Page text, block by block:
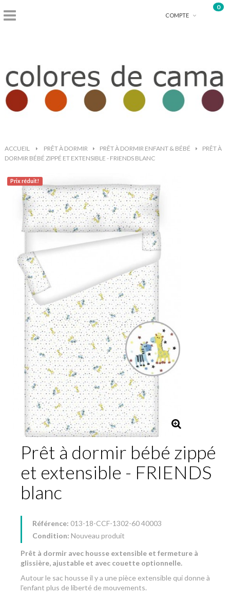
shopping_basket
0
COMPTE
ACCUEIL > PRÊT À DORMIR > PRÊT À DORMIR ENFANT & BÉBÉ >
PRÊT À
DORMIR BÉBÉ ZIPPÉ ET EXTENSIBLE - FRIENDS BLANC
Prix ​​réduit!
Prêt à dormir bébé zippé
et extensible - FRIENDS
blanc
Référence: 013-18-CCF-1302-60 40003
Condition: Nouveau produit
Prêt à dormir avec housse extensible et fermeture à
glissière, ajustable et avec couette optionnelle.
Autour le sac housse il y a une pièce extensible qui donne à
l'enfant plus de liberté de mouvements.